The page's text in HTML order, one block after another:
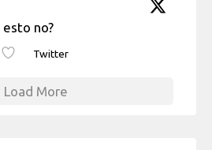
no?
Twitter
Load More